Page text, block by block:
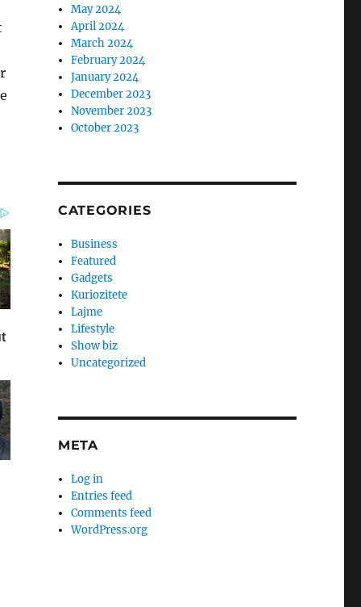
May 2024
April 2024
March 2024
February 2024
January 2024
December 2023
November 2023
October 2023
CATEGORIES
Business
Featured
Gadgets
Kuriozitete
Lajme
Lifestyle
Show biz
Uncategorized
META
Log in
Entries feed
Comments feed
WordPress.org